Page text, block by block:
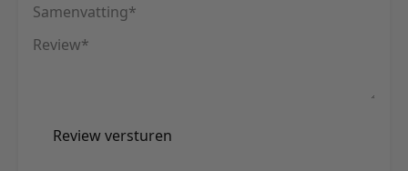
Samenvatting
Review
Review versturen